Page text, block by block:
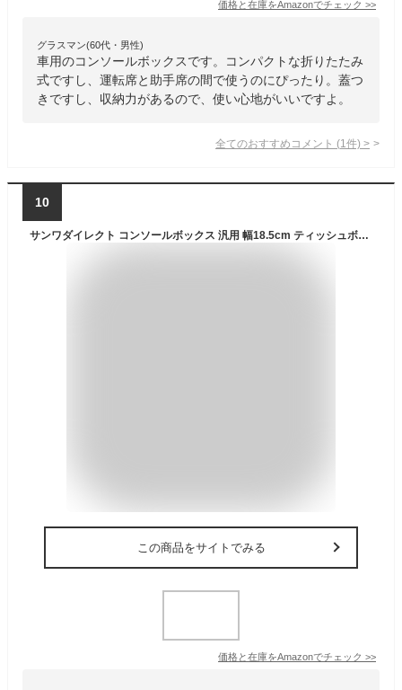
価格と在庫をAmazonでチェック >>
グラスマン(60代・男性)
車用のコンソールボックスです。コンパクトな折りたたみ
式ですし、運転席と助手席の間で使うのにぴったり。蓋つ
きですし、収納力があるので、使い心地がいいですよ。
全てのおすすめコメント (1 件) >
10
サンワダイレクト コンソールボックス 汎用 幅18.5cm ティッシュボックス付き 折りたたみ 車内 収納 ボックス トランク Mサイズ 蓋付き 200-CARBG007
この商品をサイトでみる
価格と在庫をAmazonでチェック >>